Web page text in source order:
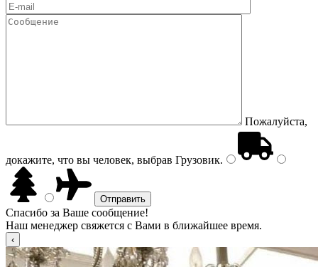
Пожалуйста,
докажите, что вы человек, выбрав Грузовик.
Спасибо за Ваше сообщение!
Наш менеджер свяжется с Вами в ближайшее время.